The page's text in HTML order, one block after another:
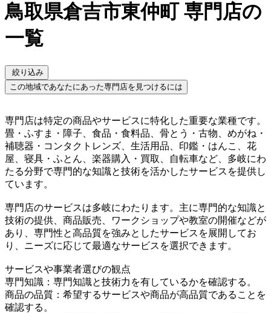
鳥取県倉吉市東仲町 専門店の
一覧
絞り込み
この地域であなたにあった専門店を見つけるには
専門店は特定の商品やサービスに特化した重要な業種です。
畳・ふすま・障子、食品・食料品、骨とう・古物、めがね・
補聴器・コンタクトレンズ、生活用品、印鑑・はんこ、花
屋、寝具・ふとん、楽器購入・買取、自転車など、多岐にわ
たる分野で専門的な知識と技術を活かしたサービスを提供し
ています。
専門店のサービスは多岐にわたります。主に専門的な知識と
技術の提供、商品販売、ワークショップや教室の開催などが
あり、専門性と高品質を強みとしたサービスを展開してお
り、ニーズに応じて最適なサービスを選択できます。
サービスや事業者選びの観点
専門知識：専門知識と技術力を有しているかを確認する。
商品の品質：希望するサービスや商品が高品質であることを
確認する。